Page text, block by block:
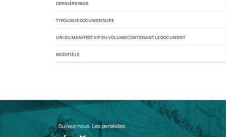
DERNIÈRE PAGE
TYPOLOGIE DOCUMENTAIRE
URI DU MANIFEST IIIF DU VOLUME CONTENANT LE DOCUMENT
MODIFIÉ LE
Suivez-nous Les perséides